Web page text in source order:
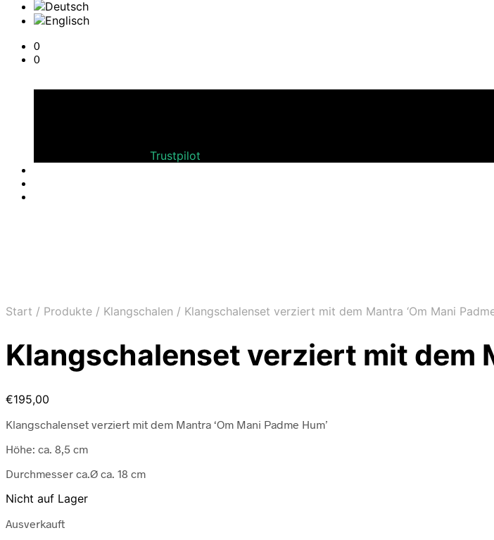
0
0
Trustpilot
Start / Produkte / Klangschalen / Klangschalenset verziert mit dem Mantra ‘Om Mani
Klangschalenset verziert mit dem
€195,00
Klangschalenset verziert mit dem Mantra ‘Om Mani Padme Hum’
Höhe: ca. 8,5 cm
Durchmesser ca.Ø ca. 18 cm
Nicht auf Lager
Ausverkauft